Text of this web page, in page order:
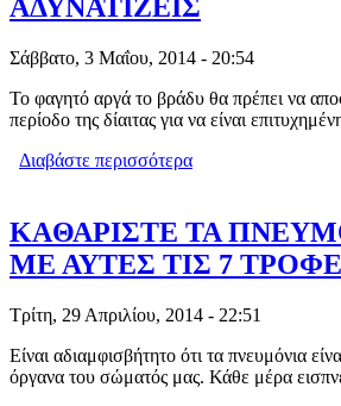
ΑΔΥΝΑΤΙΖΕΙΣ
Σάββατο, 3 Μαΐου, 2014 - 20:54
Το φαγητό αργά το βράδυ θα πρέπει να
περίοδο της δίαιτας για να είναι
Διαβάστε περισσότερα
KAΘΑΡΙΣΤΕ ΤΑ
ΜΕ ΑΥΤΕΣ ΤΙΣ 7
Τρίτη, 29 Απριλίου, 2014 - 22:51
Είναι αδιαμφισβήτητο ότι τα πνευμόνια
όργανα του σώματός μας. Κάθε μέρα